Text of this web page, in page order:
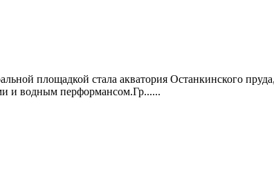
площадкой стала акватория Останкинского
и водным перформансом.Гр......